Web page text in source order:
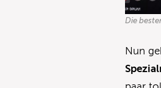
Die
Nun